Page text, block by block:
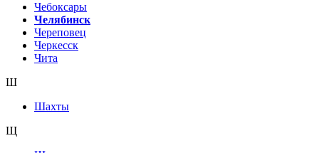
Чебоксары
Челябинск
Череповец
Черкесск
Чита
Ш
Шахты
Щ